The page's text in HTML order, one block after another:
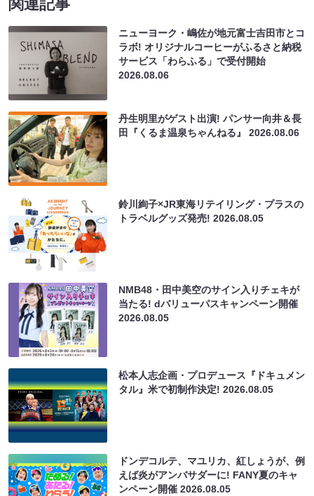
関連記事
ニューヨーク・嶋佐が地元富士吉田市とコ
ラボ! オリジナルコーヒーがふるさと納税
サービス「わらふる」で受付開始
2026.08.06
丹生明里がゲスト出演! パンサー向井＆長
田『くるま温泉ちゃんねる』2026.08.06
鈴川絢子×JR東海リテイリング・プラスの
トラベルグッズ発売!2026.08.05
NMB48・田中美空のサイン入りチェキが
当たる! dバリューパスキャンペーン開催
2026.08.05
松本人志企画・プロデュース『ドキュメン
タル』米で初制作決定!2026.08.05
ドンデコルテ、マユリカ、紅しょうが、例
えば炎がアンバサダーに! FANY夏のキャ
ンペーン開催2026.08.05